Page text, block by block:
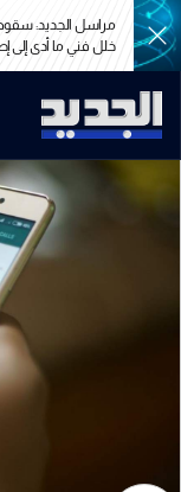
مراسل الجديد: سقوط
خلل فني ما أدى
مراسل الجديد: سقوط
خلل فني ما أدى إلى